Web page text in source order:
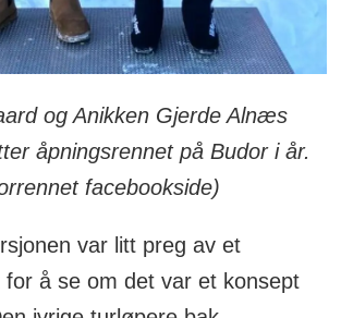
og Anikken Gjerde Alnæs
åpningsrennet på Budor i år.
facebookside)
var litt preg av et
for å se om det var et konsept